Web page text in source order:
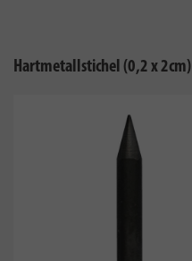
Hartmetallstichel (0,2 x 2cm)